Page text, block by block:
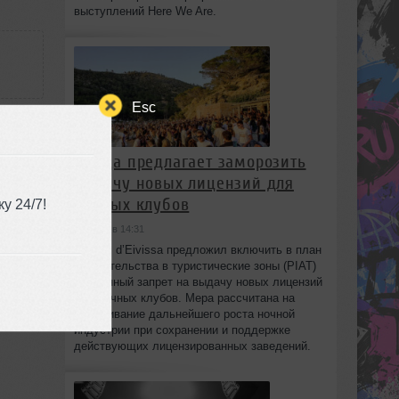
Esc
24/7!
выступлений Here We Are.
Ибица предлагает заморозить
выдачу новых лицензий для
ночных клубов
сегодня в 14:31
Consell d’Eivissa предложил включить в план
вмешательства в туристические зоны (PIAT)
временный запрет на выдачу новых лицензий
для ночных клубов. Мера рассчитана на
сдерживание дальнейшего роста ночной
индустрии при сохранении и поддержке
действующих лицензированных заведений.